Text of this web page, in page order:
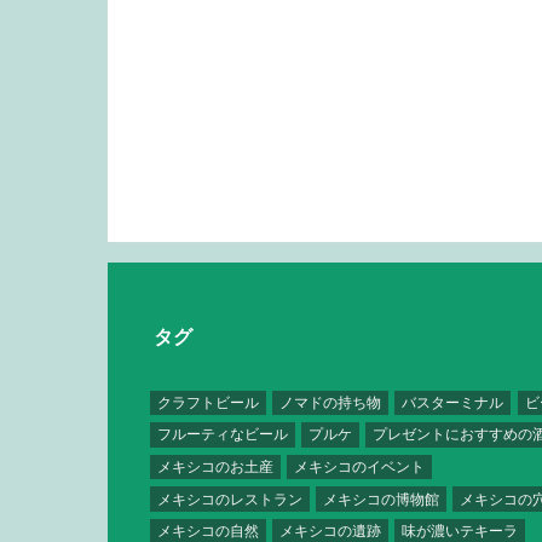
タグ
クラフトビール ノマドの持ち物 バスターミナル
フルーティなビール
プルケ
プレゼントにおすすめの
メキシコのお土産
メキシコのイベント
メキシコのレストラン
メキシコの博物館
メキシコの
メキシコの自然
メキシコの遺跡 味が濃いテキーラ